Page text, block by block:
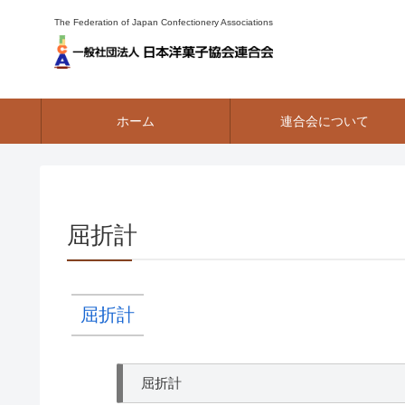
The Federation of Japan Confectionery Associations
ホーム 連合会について
屈折計
屈折計
屈折計